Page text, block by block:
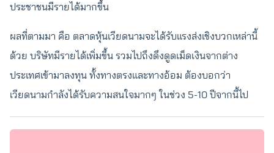
ประชาชนมีรายได้มากขึ้น
ผลที่ตามมา คือ ตลาดหุ้นเวียดนามจะได้รับแรงส่งเชิงบวกเหล่านี้
ด้วย บริษัทมีรายได้เพิ่มขึ้น รวมไปถึงดึงดูดเม็ดเงินจากต่าง
ประเทศเข้ามาลงทุน ทั้งทางตรงและทางอ้อม ต้องบอกว่า
เวียดนามกำลังได้รับความสนใจมากๆ ในช่วง 5-10 ปีจากนี้ไป